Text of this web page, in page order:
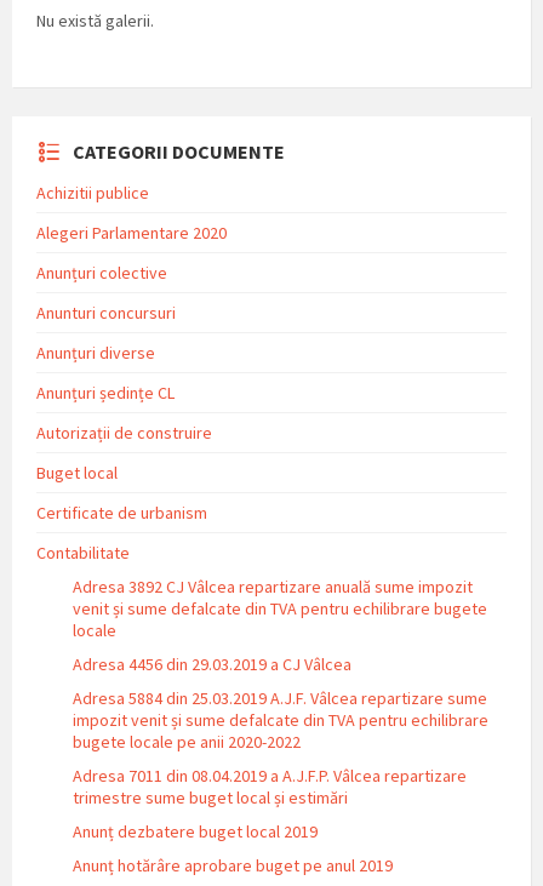
Nu există galerii.
CATEGORII DOCUMENTE
Achizitii publice
Alegeri Parlamentare 2020
Anunțuri colective
Anunturi concursuri
Anunțuri diverse
Anunțuri ședințe CL
Autorizații de construire
Buget local
Certificate de urbanism
Contabilitate
Adresa 3892 CJ Vâlcea repartizare anuală sume impozit
venit și sume defalcate din TVA pentru echilibrare bugete
locale
Adresa 4456 din 29.03.2019 a CJ Vâlcea
Adresa 5884 din 25.03.2019 A.J.F. Vâlcea repartizare sume
impozit venit și sume defalcate din TVA pentru echilibrare
bugete locale pe anii 2020-2022
Adresa 7011 din 08.04.2019 a A.J.F.P. Vâlcea repartizare
trimestre sume buget local și estimări
Anunț dezbatere buget local 2019
Anunț hotărâre aprobare buget pe anul 2019